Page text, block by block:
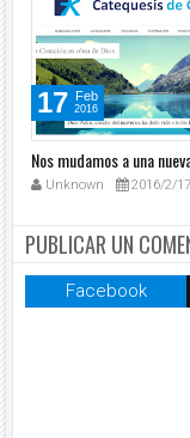
17 Feb
2016
Nos mudamos a una
Unknown 2016/2/17
PUBLICAR UN
Facebook